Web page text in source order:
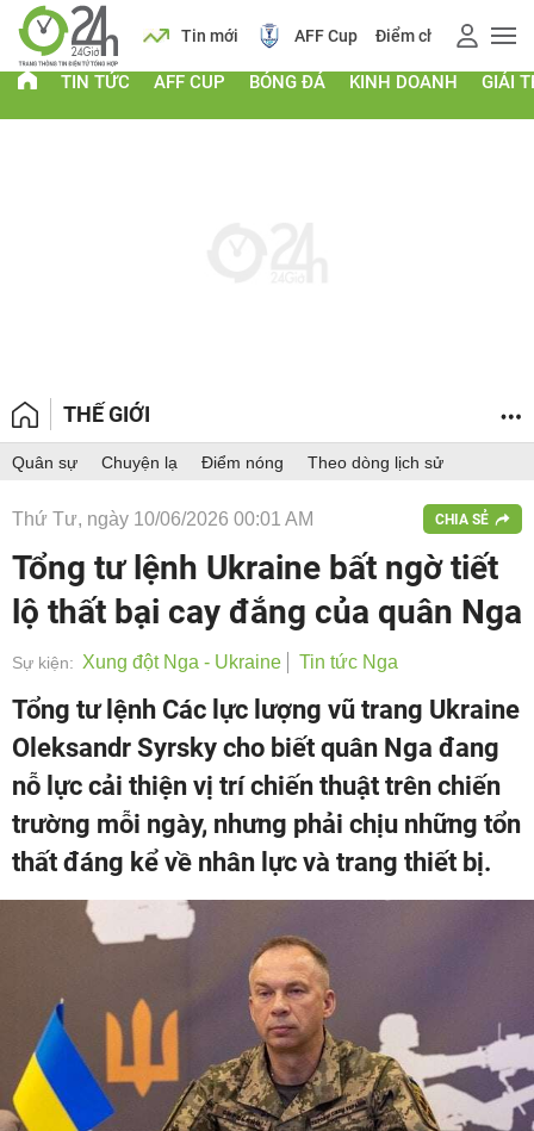
Lịch Tin mới AFF Cup Điểm chuẩn 2026
TIN TỨC AFF CUP BÓNG ĐÁ KINH DOANH GIẢI
THẾ GIỚI
Quân sự Chuyện lạ Điểm nóng Theo dòng lịch sử
Thứ Tư, ngày 10/06/2026 00:01 AM CHIA SẺ
Tổng tư lệnh Ukraine bất ngờ tiết
lộ thất bại cay đắng của quân Nga
Sự kiện: Xung đột Nga - Ukraine Tin tức Nga
Tổng tư lệnh Các lực lượng vũ trang Ukraine
Oleksandr Syrsky cho biết quân Nga đang
nỗ lực cải thiện vị trí chiến thuật trên chiến
trường mỗi ngày, nhưng phải chịu những tổn
thất đáng kể về nhân lực và trang thiết bị.